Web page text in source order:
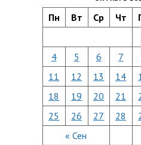
Пн Вт Ср Чт
« Сен
4
5 6 7
11
12 13 14
18
19 20 21
25
26 27 28